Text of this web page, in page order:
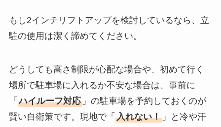
もし2インチリフトアップを検討しているなら、立
駐の使用は潔く諦めてください。
どうしても高さ制限が心配な場合や、初めて行く
場所で駐車場に入れるか不安な場合は、事前に
「 ハイルーフ対応」の駐車場を予約しておくのが
賢い自衛策です。現地で「 入れない！」と冷や汗